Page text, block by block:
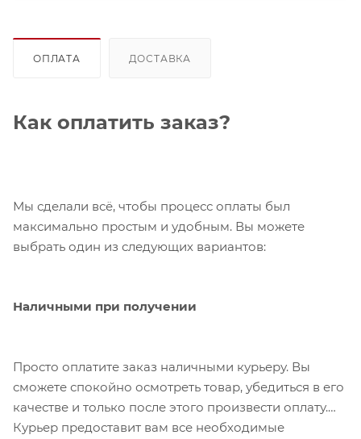
ОПЛАТА ДОСТАВКА
Как оплатить заказ?
Мы сделали всё, чтобы процесс оплаты был
максимально простым и удобным. Вы можете
выбрать один из следующих вариантов:
Наличными при получении
Просто оплатите заказ наличными курьеру. Вы
сможете спокойно осмотреть товар, убедиться в его
качестве и только после этого произвести оплату.
Курьер предоставит вам все необходимые